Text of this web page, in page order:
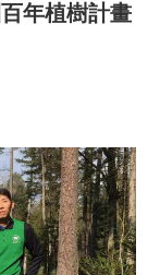
年植樹計畫